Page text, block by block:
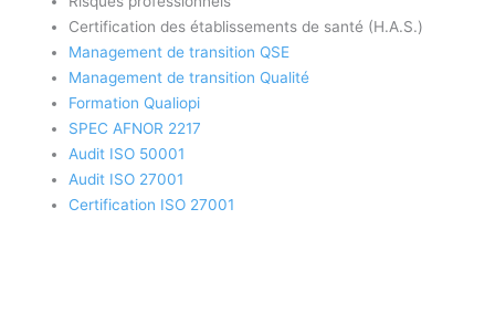
Certification des établissements de santé (H.A.S.)
Management de transition QSE
Management de transition Qualité
Formation Qualiopi
SPEC AFNOR 2217
Audit ISO 50001
Audit ISO 27001
Certification ISO 27001